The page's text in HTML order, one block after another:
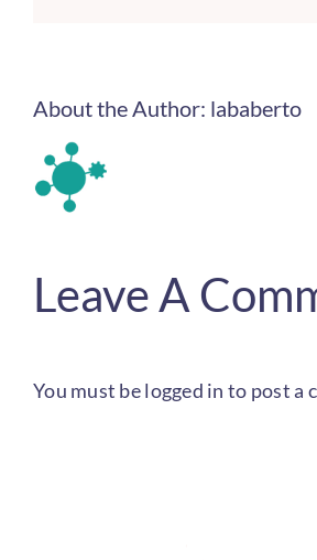
About the Author: lababerto
Leave A
You must belogged in to post a